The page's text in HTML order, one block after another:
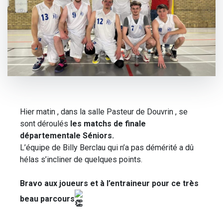
Hier matin , dans la salle Pasteur de Douvrin , se
sont déroulés les matchs de finale
départementale Séniors.
L’équipe de Billy Berclau qui n’a pas démérité a dû
hélas s’incliner de quelques points.
Bravo aux joueurs et à l’entraineur pour ce très
beau parcours